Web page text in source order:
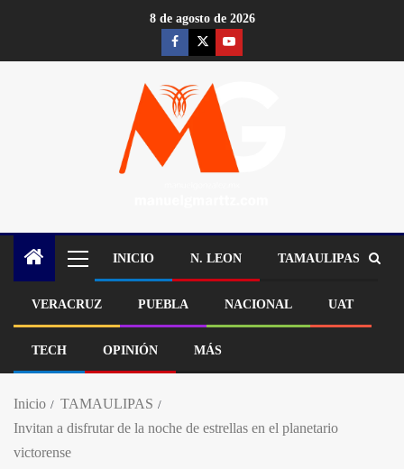
8 de agosto de 2026
INICIO N. LEON TAMAULIPAS
VERACRUZ PUEBLA NACIONAL UAT
TECH OPINIÓN MÁS
Inicio
TAMAULIPAS
Invitan a disfrutar de la noche de estrellas en el planetario
victorense